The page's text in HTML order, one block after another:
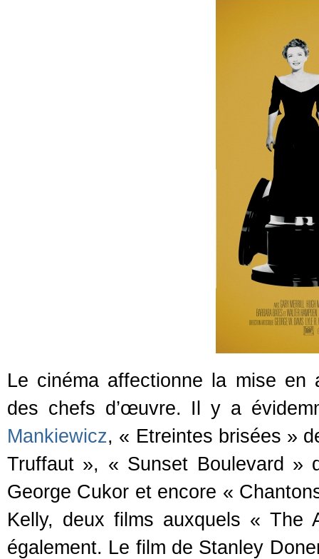
Le cinéma affectionne la mise en
des chefs d’œuvre. Il y a
Mankiewicz, « Etreintes brisées »
Truffaut », « Sunset Boulevard
George Cukor et encore «
Kelly, deux films auxquels « The
également. Le film de Stanley